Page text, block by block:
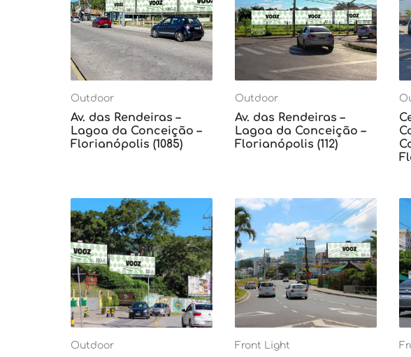
Outdoor
Av. das Rendeiras –
Lagoa da Conceição –
Florianópolis (1085)
Outdoor
Av. das Rendeiras –
Lagoa da Conceição –
Florianópolis (112)
Outdoor Front Light